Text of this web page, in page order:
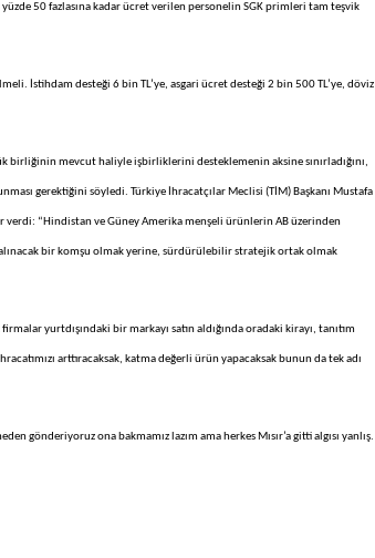
50 fazlasına kadar ücret verilen personelin SGK primleri tam teşvik
İstihdam desteği 6 bin TL’ye, asgari ücret desteği 2 bin 500 TL’ye, döviz
birliğinin mevcut haliyle işbirliklerini desteklemenin aksine sınırladığını,
gerektiğini söyledi. Türkiye İhracatçılar Meclisi (TİM) Başkanı Mustafa
verdi: “Hindistan ve Güney Amerika menşeli ürünlerin AB üzerinden
bir komşu olmak yerine, sürdürülebilir stratejik ortak olmak
yurtdışındaki bir markayı satın aldığında oradaki kirayı, tanıtım
arttıracaksak, katma değerli ürün yapacaksak bunun da tek adı
gönderiyoruz ona bakmamız lazım ama herkes Mısır’a gitti algısı yanlış.